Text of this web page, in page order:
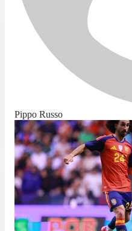
Pippo Russo